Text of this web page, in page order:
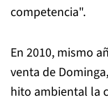
competencia".
En 2010, mismo
venta de
hito ambiental la